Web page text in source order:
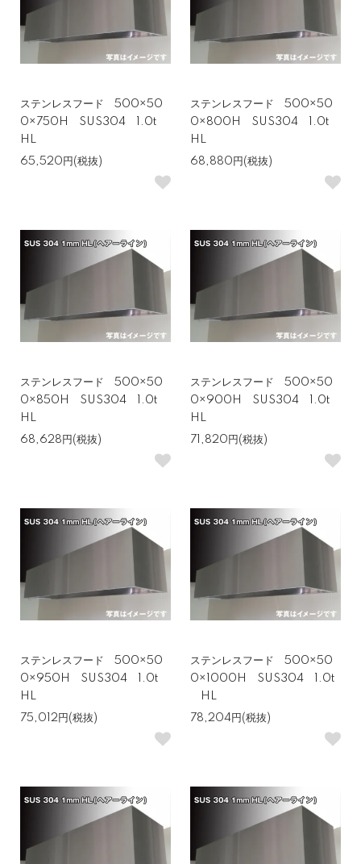
ステンレスフード 500×50
0×750H SUS304 1.0t
HL
65,520円(税抜)
ステンレスフード 500×50
0×800H SUS304 1.0t
HL
68,880円(税抜)
ステンレスフード 500×50
0×850H SUS304 1.0t
HL
68,628円(税抜)
ステンレスフード 500×50
0×900H SUS304 1.0t
HL
71,820円(税抜)
ステンレスフード 500×50
0×950H SUS304 1.0t
HL
75,012円(税抜)
ステンレスフード 500×50
0×1000H SUS304 1.0t
HL
78,204円(税抜)